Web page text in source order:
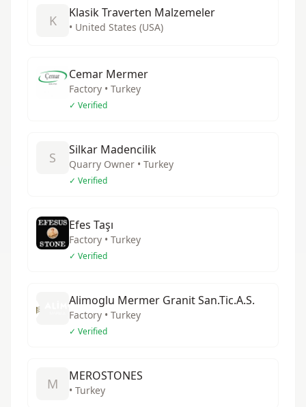
K Klasik Traverten Malzemeler
• United States (USA)
Cemar Mermer
Factory • Turkey
✓ Verified
S Silkar Madencilik
Quarry Owner • Turkey
✓ Verified
Efes Taşı
Factory • Turkey
✓ Verified
Alimoglu Mermer Granit San.Tic.A.S.
Factory • Turkey
✓ Verified
M MEROSTONES
• Turkey